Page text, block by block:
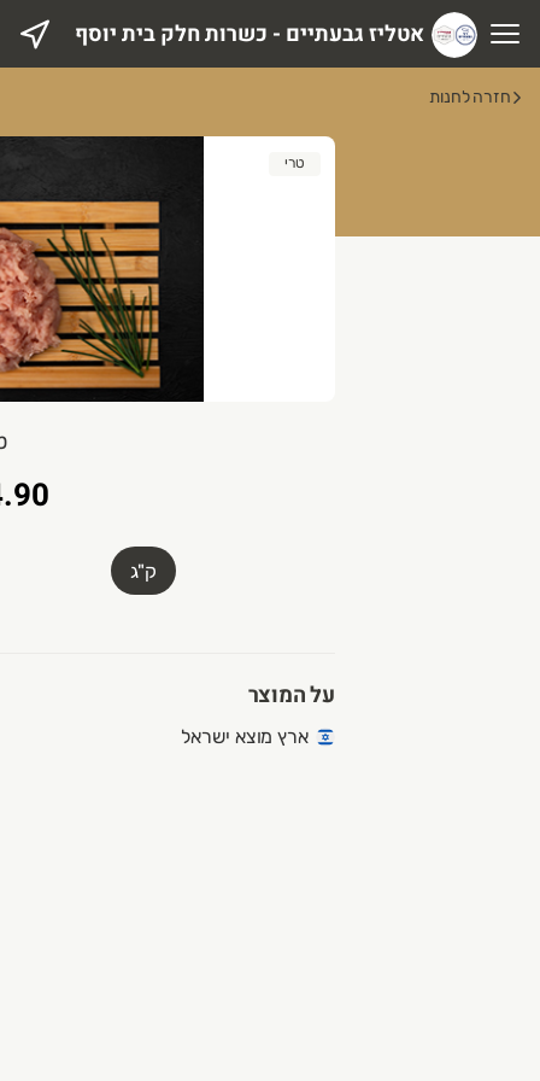
אטליז גבעתיים - כשרות חלק בית יוסף
אטליז גבעתיים - כשרות חלק בית יוסף
חזרה לחנות
טרי
ק"ג
על המוצר
ארץ מוצא ישראל